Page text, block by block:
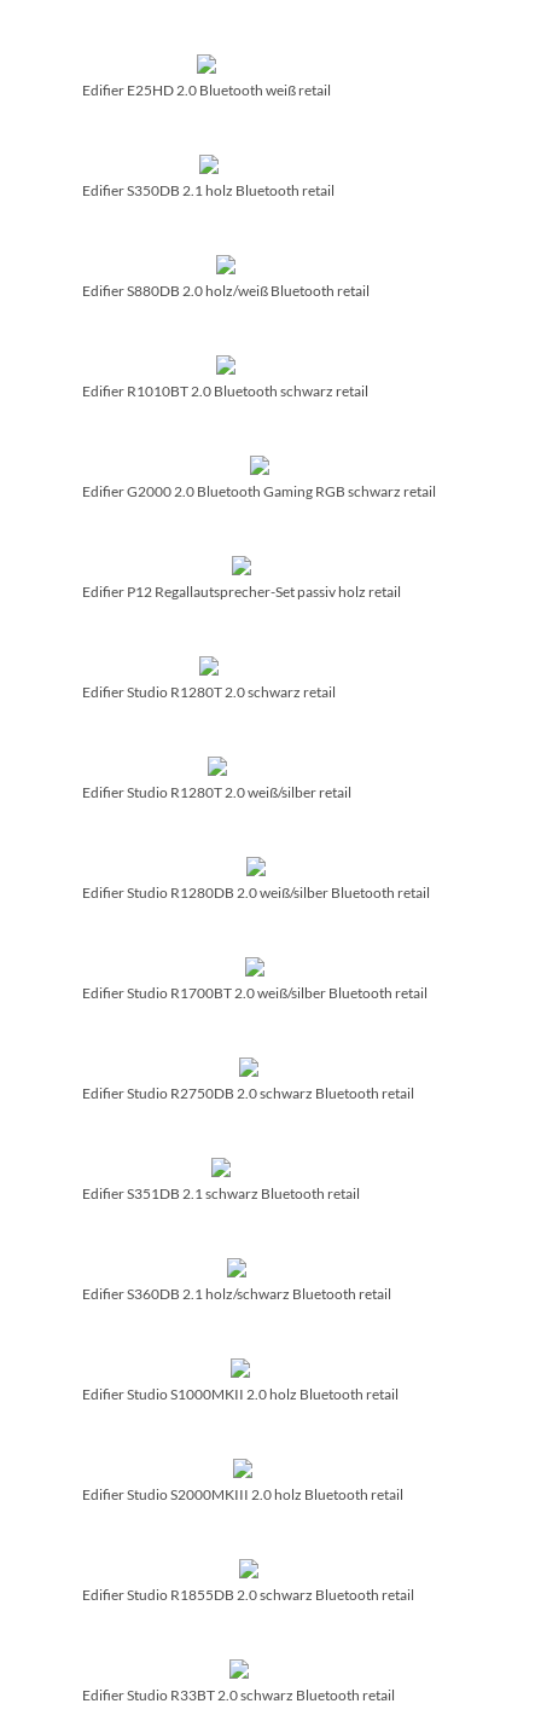
Edifier E25HD 2.0 Bluetooth weiß retail
Edifier S350DB 2.1 holz Bluetooth retail
Edifier S880DB 2.0 holz/­weiß Bluetooth retail
Edifier R1010BT 2.0 Bluetooth schwarz retail
Edifier G2000 2.0 Bluetooth Gaming RGB schwarz retail
Edifier P12 Regallautsprecher-Set passiv holz retail
Edifier Studio R1280T 2.0 schwarz retail
Edifier Studio R1280T 2.0 weiß/­silber retail
Edifier Studio R1280DB 2.0 weiß/­silber Bluetooth retail
Edifier Studio R1700BT 2.0 weiß/­silber Bluetooth retail
Edifier Studio R2750DB 2.0 schwarz Bluetooth retail
Edifier S351DB 2.1 schwarz Bluetooth retail
Edifier S360DB 2.1 holz/­schwarz Bluetooth retail
Edifier Studio S1000MKII 2.0 holz Bluetooth retail
Edifier Studio S2000MKIII 2.0 holz Bluetooth retail
Edifier Studio R1855DB 2.0 schwarz Bluetooth retail
Edifier Studio R33BT 2.0 schwarz Bluetooth retail